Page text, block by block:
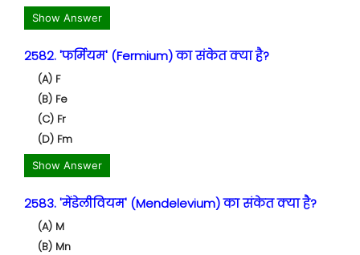
Show Answer
2582. 'फर्मियम' (Fermium) का संकेत क्या है?
(A) F
(B) Fe
(C) Fr
(D) Fm
Show Answer
2583. 'मेंडेलीवियम' (Mendelevium) का संकेत क्या है?
(A) M
(B) Mn